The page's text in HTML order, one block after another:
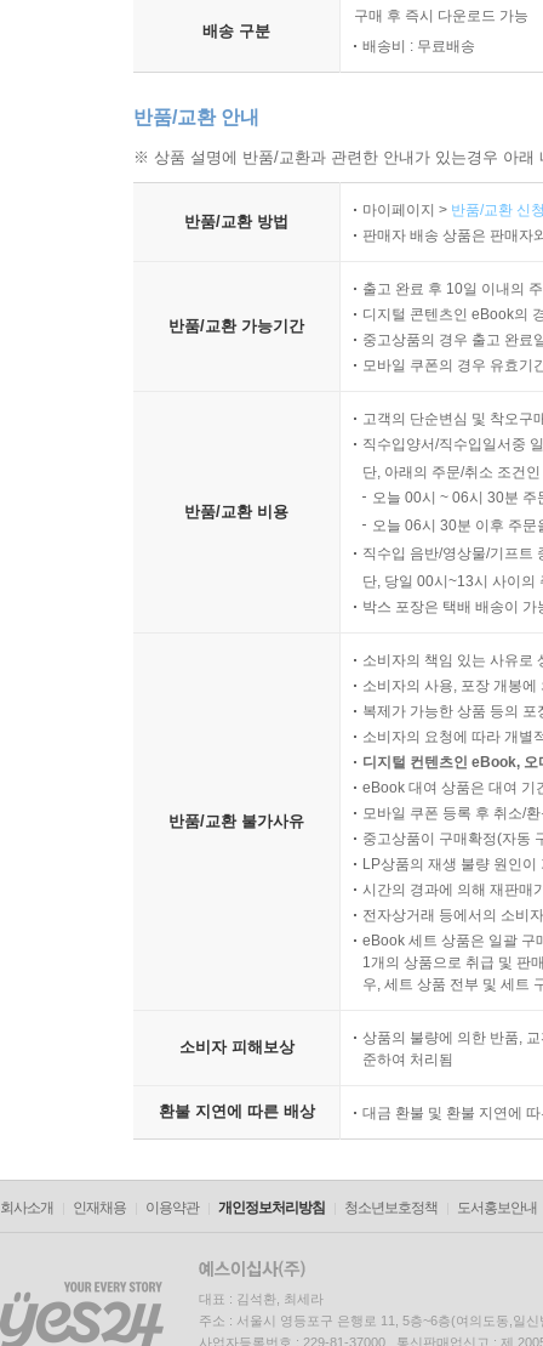
배송 구분
구매 후 즉시 다운로드 가능
배송비 : 무료배송
반품/교환 안내
※ 상품 설명에 반품/교환과 관련한 안내가 있는경우 아
반품/교환 방법
마이페이지 > 반품/교환 신
판매자 배송 상품은 판매자
반품/교환 가능기간
출고 완료 후 10일 이내의
디지털 콘텐츠인 eBook의
중고상품의 경우 출고 완료
모바일 쿠폰의 경우 유효기
반품/교환 비용
고객의 단순변심 및 착오구
직수입양서/직수입일서중
단, 아래의 주문/취소 조건
오늘 00시 ~ 06시 30분
오늘 06시 30분 이후 주
직수입 음반/영상물/기프트
단, 당일 00시~13시 사이의
박스 포장은 택배 배송이
반품/교환 불가사유
소비자의 책임 있는 사유로
소비자의 사용, 포장 개봉
복제가 가능한 상품 등의
소비자의 요청에 따라 개별
디지털 컨텐츠인 eBook,
eBook 대여 상품은 대여 기
모바일 쿠폰 등록 후 취소/
중고상품이 구매확정(자동
LP상품의 재생 불량 원인
시간의 경과에 의해 재판매
전자상거래 등에서의 소비
eBook 세트 상품은 일괄 구
1개의 상품으로 취급 및 판
우, 세트 상품 전부 및 세트
소비자 피해보상
상품의 불량에 의한 반품,
준하여 처리됨
환불 지연에 따른 배상 대금 환불 및 환불 지연에
회사소개 인재채용 이용약관 개인정보처리방침 청소년보호정책 도서홍보안내
대표 : 김석환, 최세라
주소 : 서울시 영등포구 은행로 11, 5층~6층(여의도동,일신
사업자등록번호 : 229-81-37000 통신판매업신고 : 제